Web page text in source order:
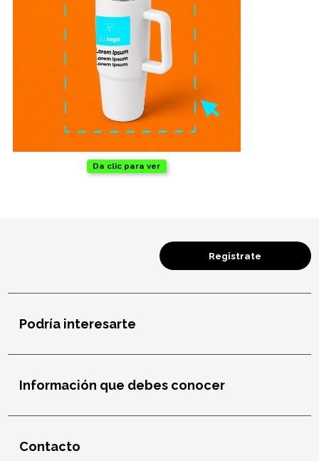
Da clic para ver
Registrate
Podría interesarte
Información que debes conocer
Contacto